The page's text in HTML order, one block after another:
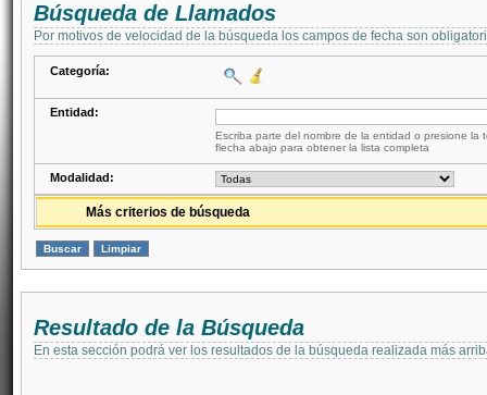
Búsqueda de Llamados
Por motivos de velocidad de la búsqueda los campos de fecha son
Categoría:
Entidad:
Escriba parte del nombre de la entidad o presione la
flecha abajo para obtener la lista completa
Modalidad:
Más criterios de búsqueda
Resultado de la Búsqueda
En esta sección podrá ver los resultados de la búsqueda realizada más